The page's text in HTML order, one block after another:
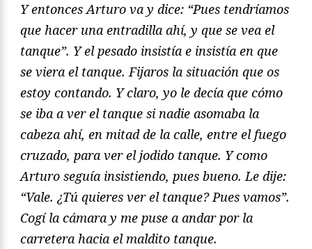
Y entonces Arturo va y dice: “Pues tendríamos
que hacer una entradilla ahí, y que se vea el
tanque”. Y el pesado insistía e insistía en que
se viera el tanque. Fijaros la situación que os
estoy contando. Y claro, yo le decía que cómo
se iba a ver el tanque si nadie asomaba la
cabeza ahí, en mitad de la calle, entre el fuego
cruzado, para ver el jodido tanque. Y como
Arturo seguía insistiendo, pues bueno. Le dije:
“Vale. ¿Tú quieres ver el tanque? Pues vamos”.
Cogí la cámara y me puse a andar por la
carretera hacia el maldito tanque.